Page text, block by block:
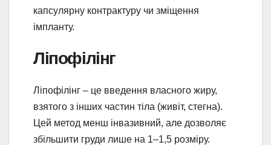
капсулярну контрактуру чи зміщення
імпланту.
Ліпофілінг
Ліпофілінг – це введення власного жиру,
взятого з інших частин тіла (живіт, стегна).
Цей метод менш інвазивний, але дозволяє
збільшити груди лише на 1–1,5 розміру.